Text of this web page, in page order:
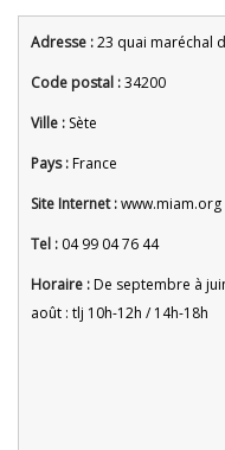
Adresse :23 quai maréchal
Code postal :34200
Ville : Sète
Pays :France
Site Internet :www.miam.org
Tel : 04 99 04 76 44
Horaire :De septembre à
août : tlj 10h-12h / 14h-18h